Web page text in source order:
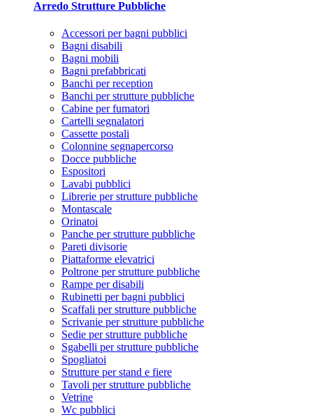
Arredo Strutture Pubbliche
Accessori per bagni pubblici
Bagni disabili
Bagni mobili
Bagni prefabbricati
Banchi per reception
Banchi per strutture pubbliche
Cabine per fumatori
Cartelli segnalatori
Cassette postali
Colonnine segnapercorso
Docce pubbliche
Espositori
Lavabi pubblici
Librerie per strutture pubbliche
Montascale
Orinatoi
Panche per strutture pubbliche
Pareti divisorie
Piattaforme elevatrici
Poltrone per strutture pubbliche
Rampe per disabili
Rubinetti per bagni pubblici
Scaffali per strutture pubbliche
Scrivanie per strutture pubbliche
Sedie per strutture pubbliche
Sgabelli per strutture pubbliche
Spogliatoi
Strutture per stand e fiere
Tavoli per strutture pubbliche
Vetrine
Wc pubblici